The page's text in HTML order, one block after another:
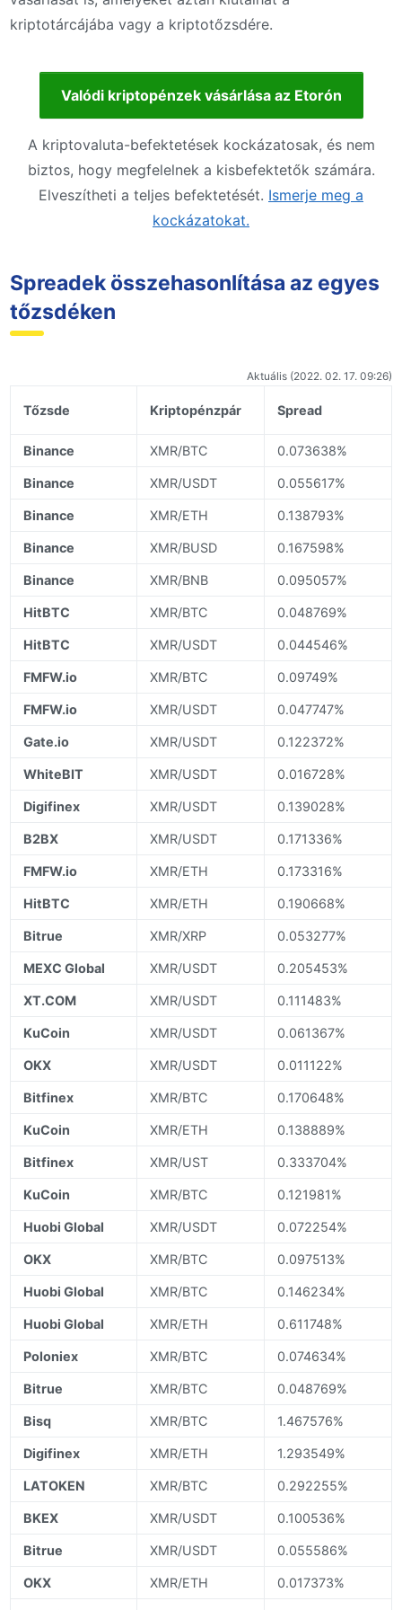
kriptotárcájába vagy a kriptotőzsdére.
Valódi kriptopénzek vásárlása az Etorón
A kriptovaluta-befektetések kockázatosak, és nem
biztos, hogy megfelelnek a kisbefektetők számára.
Elveszítheti a teljes befektetését. Ismerje meg a
kockázatokat.
Spreadek összehasonlítása az egyes
tőzsdéken
Aktuális (2022. 02. 17. 09:26)
Tőzsde Kriptopénzpár Spread
Binance XMR/BTC 0.073638%
Binance XMR/USDT 0.055617%
Binance XMR/ETH 0.138793%
Binance XMR/BUSD 0.167598%
Binance XMR/BNB 0.095057%
HitBTC XMR/BTC 0.048769%
HitBTC XMR/USDT 0.044546%
FMFW.io XMR/BTC 0.09749%
FMFW.io XMR/USDT 0.047747%
Gate.io XMR/USDT 0.122372%
WhiteBIT XMR/USDT 0.016728%
Digifinex XMR/USDT 0.139028%
B2BX XMR/USDT 0.171336%
FMFW.io XMR/ETH 0.173316%
HitBTC XMR/ETH 0.190668%
Bitrue XMR/XRP 0.053277%
MEXC Global XMR/USDT 0.205453%
XT.COM XMR/USDT 0.111483%
KuCoin XMR/USDT 0.061367%
OKX XMR/USDT 0.011122%
Bitfinex XMR/BTC 0.170648%
KuCoin XMR/ETH 0.138889%
Bitfinex XMR/UST 0.333704%
KuCoin XMR/BTC 0.121981%
Huobi Global XMR/USDT 0.072254%
OKX XMR/BTC 0.097513%
Huobi Global XMR/BTC 0.146234%
Huobi Global XMR/ETH 0.611748%
Poloniex XMR/BTC 0.074634%
Bitrue XMR/BTC 0.048769%
Bisq XMR/BTC 1.467576%
Digifinex XMR/ETH 1.293549%
LATOKEN XMR/BTC 0.292255%
BKEX XMR/USDT 0.100536%
Bitrue XMR/USDT 0.055586%
OKX XMR/ETH 0.017373%